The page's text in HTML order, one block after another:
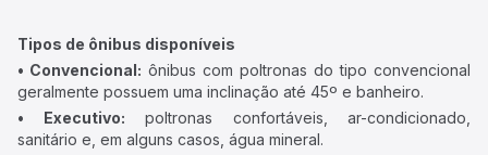
Tipos de ônibus disponíveis
• Convencional: ônibus com poltronas do tipo convencional
geralmente possuem uma inclinação até 45º e banheiro.
• Executivo: poltronas confortáveis, ar-condicionado,
sanitário e, em alguns casos, água mineral.